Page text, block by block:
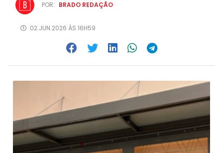
POR: BRADO REDAÇÃO
02.JUN.2026 ÀS 16H59